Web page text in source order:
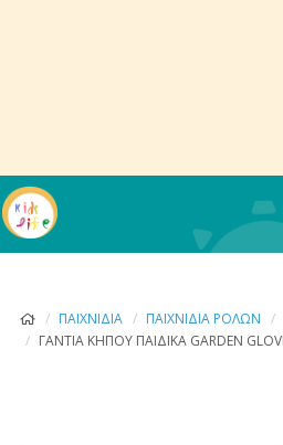
ΠΑΙΧΝΊΔΙΑ ΠΑΙΧΝΊΔΙΑ ΡΌΛΩΝ
ΓΆΝΤΙΑ ΚΉΠΟΥ ΠΑΙΔΙΚΆ GARDEN